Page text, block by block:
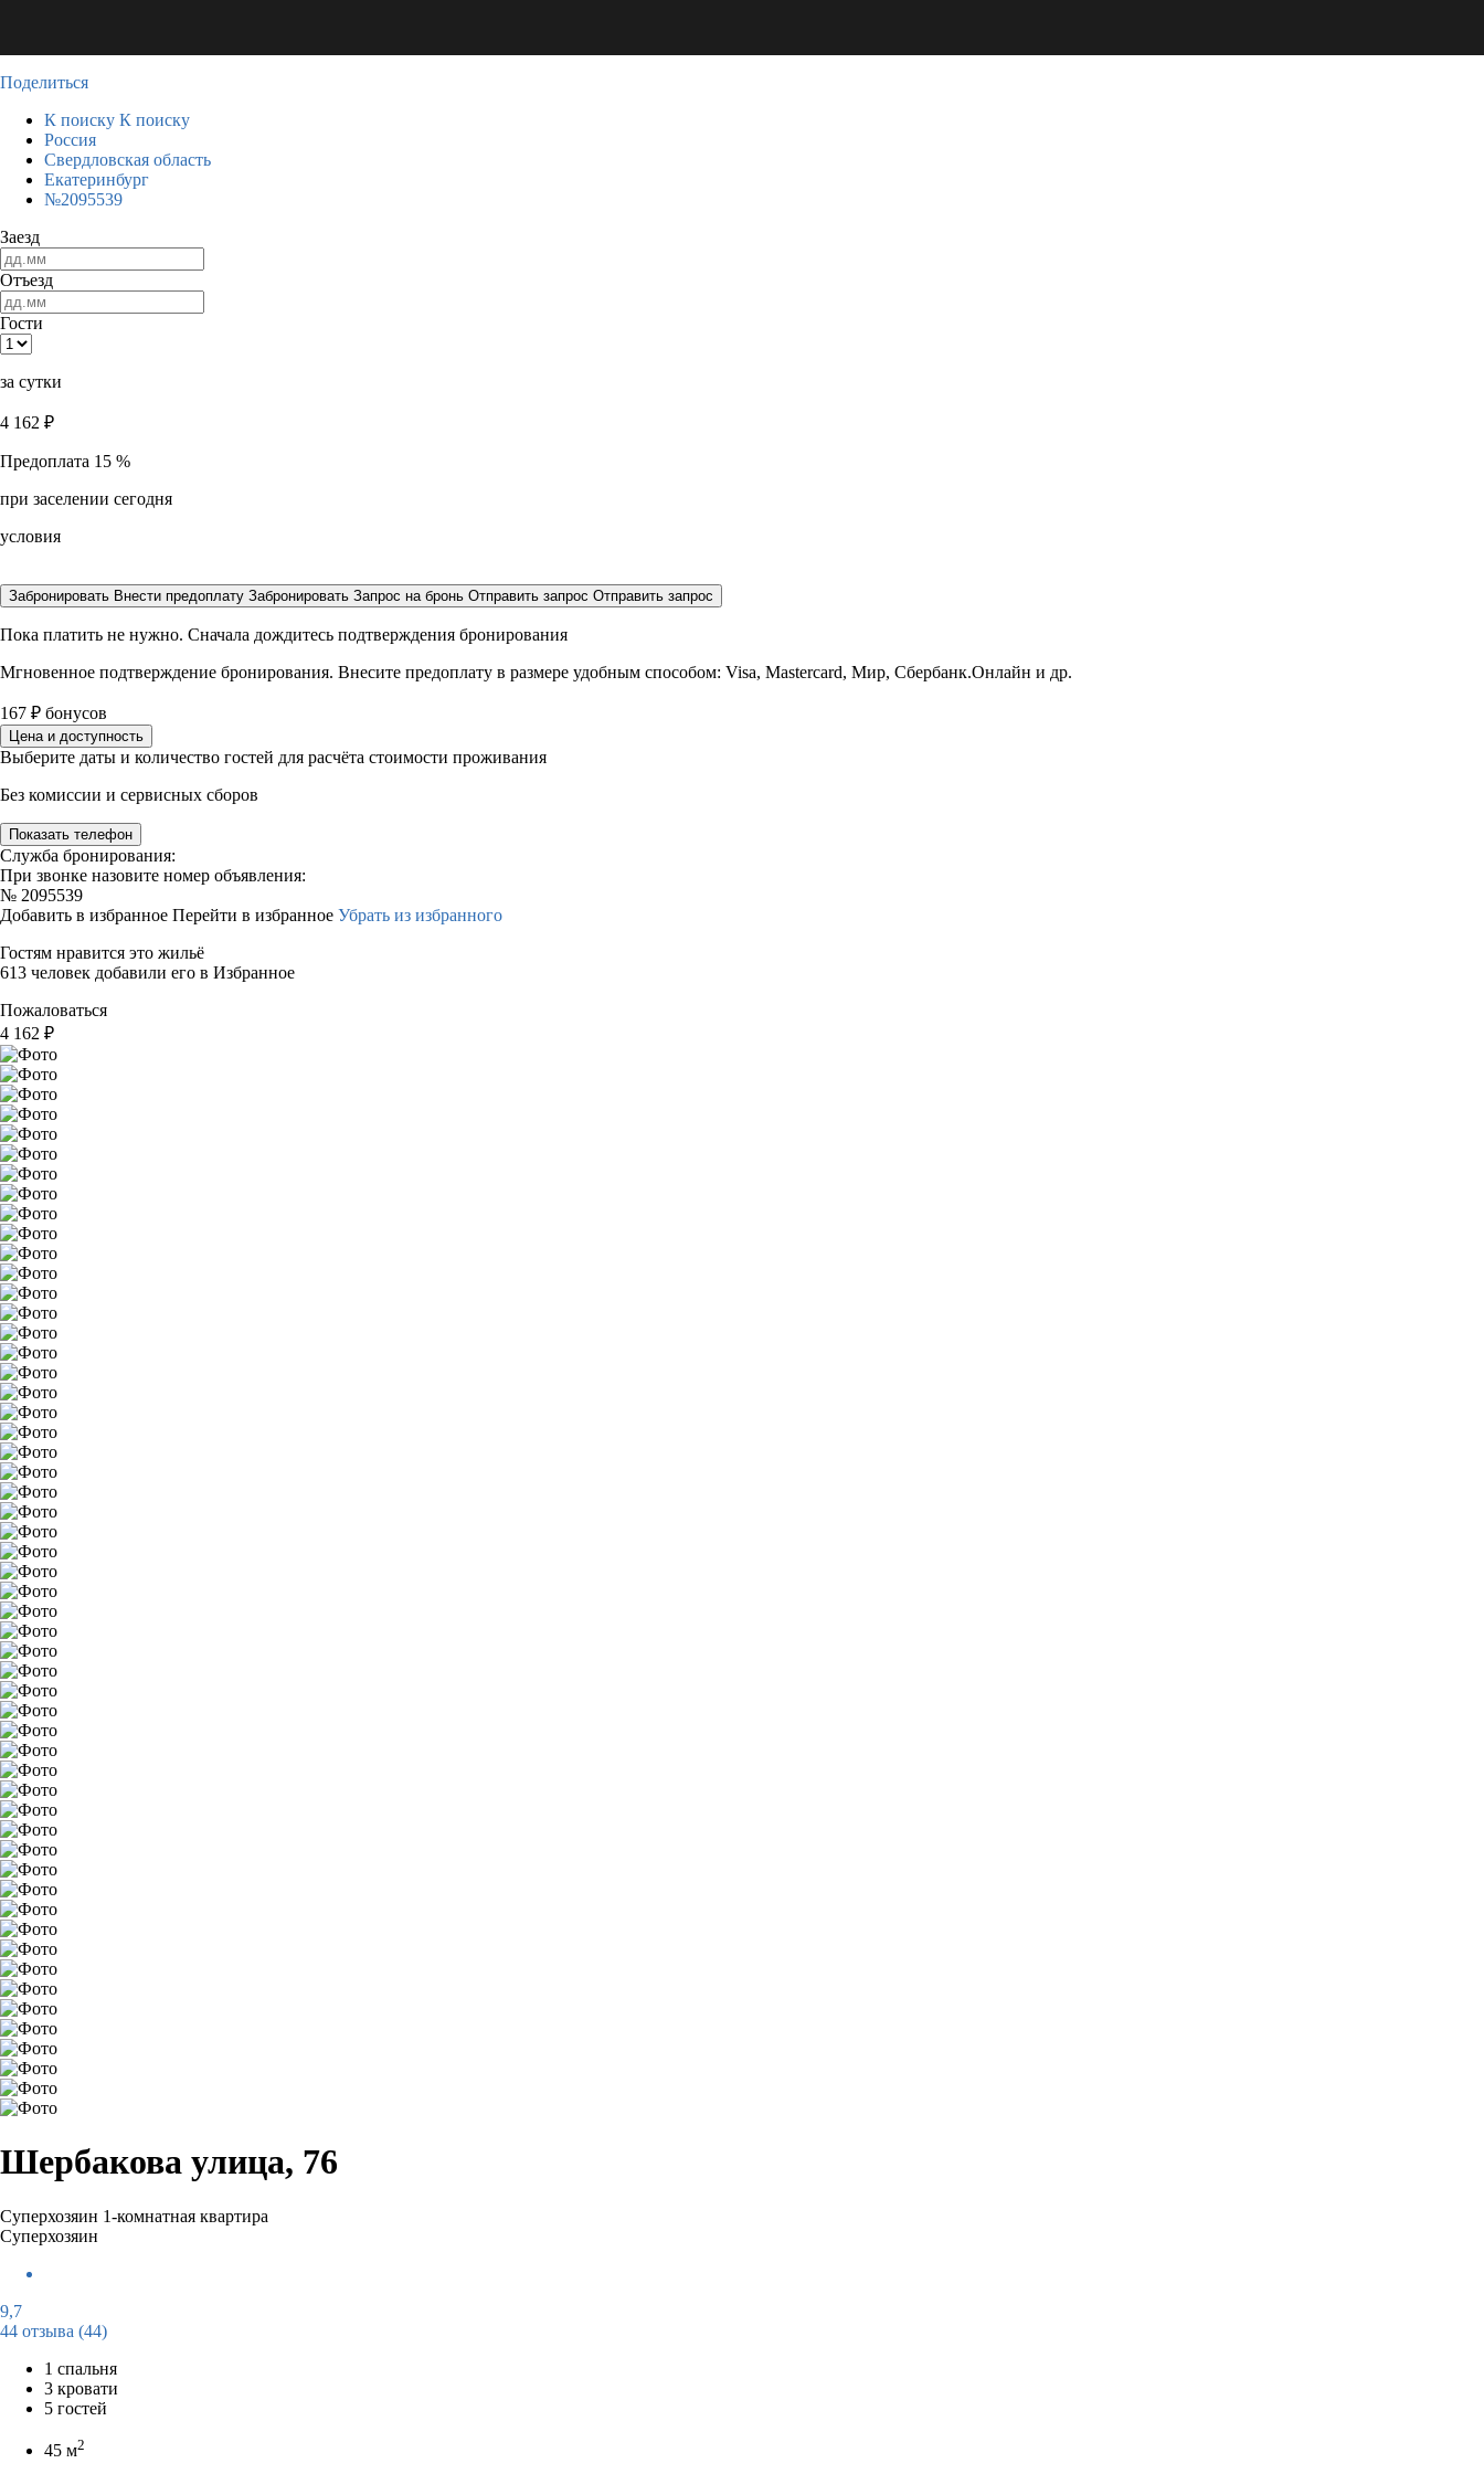
Поделиться
К поиску К поиску
Россия
Свердловская область
Екатеринбург
№2095539
Заезд
Отъезд
Гости
за сутки
4 162 ₽
Предоплата 15 %
при заселении сегодня
условия
Забронировать Внести предоплату Забронировать Запрос на бронь Отправить запрос Отправить запрос
Пока платить не нужно. Сначала дождитесь подтверждения бронирования
Мгновенное подтверждение бронирования. Внесите предоплату в размере удобным способом: Visa, Mastercard, Мир, Сбербанк.Онлайн и др.
167 ₽ бонусов
Цена и доступность
Выберите даты и количество гостей для расчёта стоимости проживания
Без комиссии и сервисных сборов
Показать телефон
Служба бронирования:
При звонке назовите номер объявления:
№ 2095539
Добавить в избранное Перейти в избранное Убрать из избранного
Гостям нравится это жильё
613 человек добавили его в Избранное
Пожаловаться
4 162 ₽
Шербакова улица, 76
Суперхозяин 1-комнатная квартира
Суперхозяин
9,7
44 отзыва (44)
1 спальня
3 кровати
5 гостей
45 м2